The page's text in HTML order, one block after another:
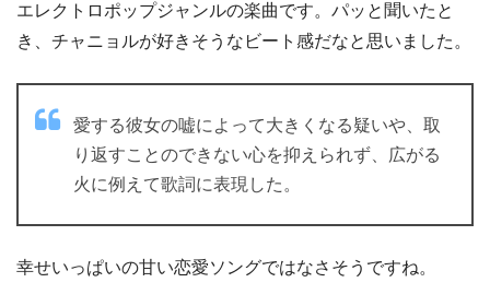
エレクトロポップジャンルの楽曲です。パッと聞いたと
き、チャニョルが好きそうなビート感だなと思いました。
愛する彼女の嘘によって大きくなる疑いや、取
り返すことのできない心を抑えられず、広がる
火に例えて歌詞に表現した。
幸せいっぱいの甘い恋愛ソングではなさそうですね。